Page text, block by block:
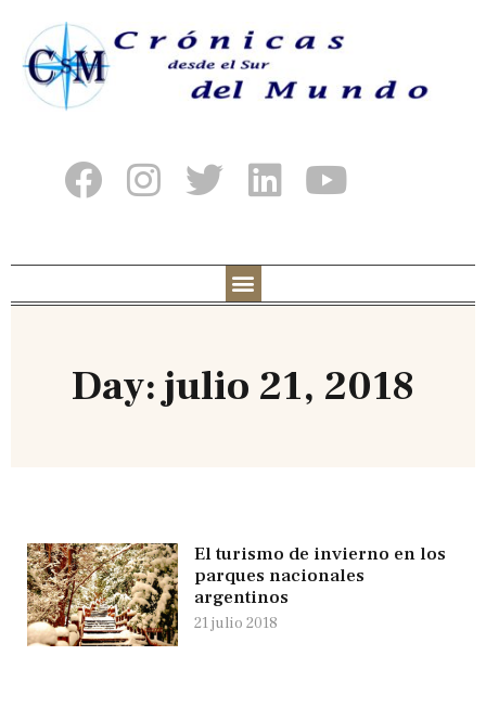
Day: julio 21, 2018
El turismo de invierno en los
parques nacionales
argentinos
21 julio 2018